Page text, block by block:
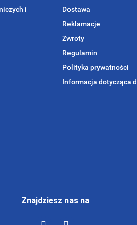
i
Dostawa
Reklamacje
Zwroty
Regulamin
Polityka prywatności
Informacja dotycząca
Znajdziesz nas na